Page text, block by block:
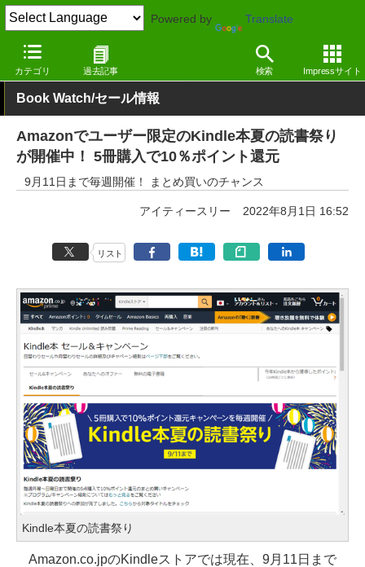
Powered by Translate
カテゴリ 過去記事 検索 Impressサイト
窓の杜 電子書籍・本
Book Watch/セール情報
Amazonでユーザー限定のKindle本夏の読書祭り
が開催中！ 5冊購入で10％ポイント還元
9月11日まで毎週開催！ まとめ買いのチャンス
アイティースリー 2022年8月1日 16:52
リスト
Kindle本夏の読書祭り
Amazon.co.jpのKindleストアでは現在、9月11日まで